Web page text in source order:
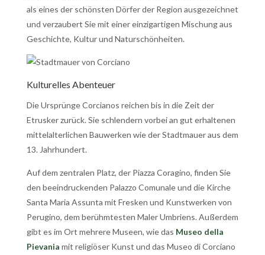
als eines der schönsten Dörfer der Region ausgezeichnet
und verzaubert Sie mit einer einzigartigen Mischung aus
Geschichte, Kultur und Naturschönheiten.
Kulturelles Abenteuer
Die Ursprünge Corcianos reichen bis in die Zeit der
Etrusker zurück. Sie schlendern vorbei an gut erhaltenen
mittelalterlichen Bauwerken wie der Stadtmauer aus dem
13. Jahrhundert.
Auf dem zentralen Platz, der Piazza Coragino, finden Sie
den beeindruckenden Palazzo Comunale und die Kirche
Santa Maria Assunta mit Fresken und Kunstwerken von
Perugino, dem berühmtesten Maler Umbriens. Außerdem
gibt es im Ort mehrere Museen, wie das Museo della
Pievania mit religiöser Kunst und das Museo di Corciano